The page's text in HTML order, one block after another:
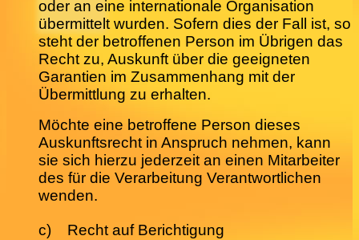
oder an eine internationale Organisation
übermittelt wurden. Sofern dies der Fall ist, so
steht der betroffenen Person im Übrigen das
Recht zu, Auskunft über die geeigneten
Garantien im Zusammenhang mit der
Übermittlung zu erhalten.
Möchte eine betroffene Person dieses
Auskunftsrecht in Anspruch nehmen, kann
sie sich hierzu jederzeit an einen Mitarbeiter
des für die Verarbeitung Verantwortlichen
wenden.
c) Recht auf Berichtigung